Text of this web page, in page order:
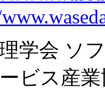
学会 ソ
ビス産